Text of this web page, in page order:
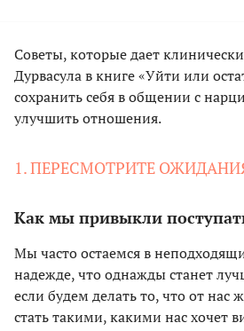
Советы, которые дает
Дурвасула в книге «Уйти или
сохранить себя в общении с
улучшить отношения.
1. ПЕРЕСМОТРИТЕ
Как мы привыкли
Мы часто остаемся в
надежде, что однажды станет
если будем делать то, что от нас
стать такими, какими нас хочет